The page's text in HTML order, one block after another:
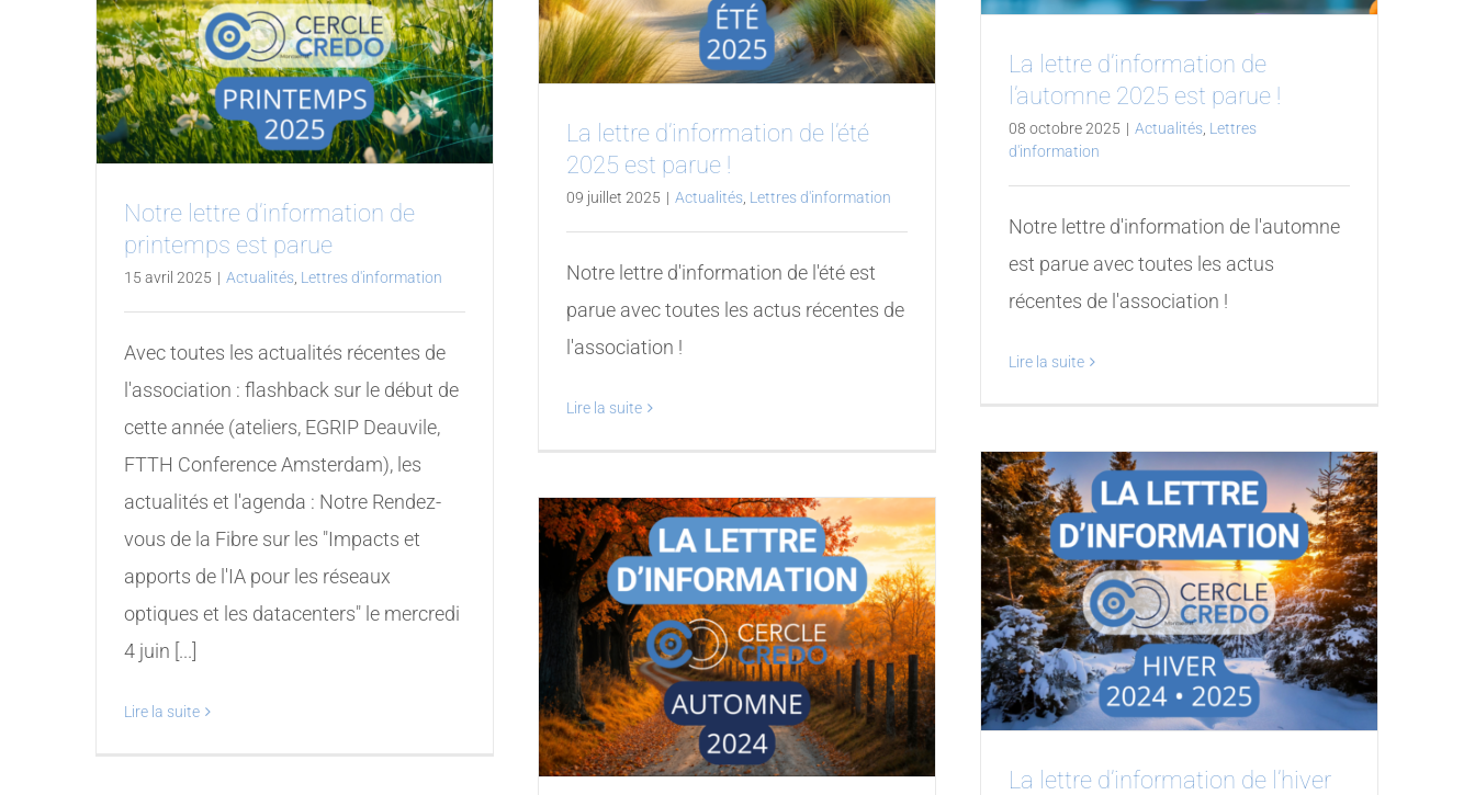
La lettre d’information de
l’automne 2025 est parue !
08 octobre 2025 | Actualités Lettres
d'information
Notre lettre d'information de l'automne
est parue avec toutes les actus
récentes de l'association !
Lire la suite
La lettre d’information de l’été
2025 est parue !
09 juillet 2025 | Actualités Lettres d'information
Notre lettre d'information de l'été est
parue avec toutes les actus récentes de
l'association !
Lire la suite
Notre lettre d’information de
printemps est parue
15 avril 2025 | Actualités Lettres d'information
Avec toutes les actualités récentes de
l'association : flashback sur le début de
cette année (ateliers, EGRIP Deauvile,
FTTH Conference Amsterdam), les
actualités et l'agenda : Notre Rendez-
vous de la Fibre sur les "Impacts et
apports de l'IA pour les réseaux
optiques et les datacenters" le mercredi
4 juin [...]
Lire la suite
La lettre d’information de l’hiver